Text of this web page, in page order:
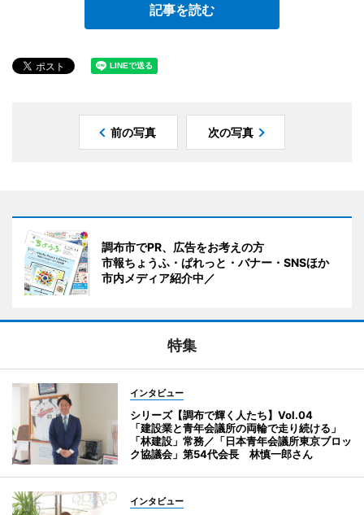
記事を読む
前の写真 次の写真
調布市でPR、広告をお考えの方
市報ちょうふ・ぱれっと・バナー・SNSほか
市内メディア紹介中／
特集
インタビュー
シリーズ【調布で輝く人たち】Vol.04
「建設業と青年会議所の両輪で走り続ける」
「林建設」常務／「日本青年会議所東京ブロッ
ク協議会」第54代会長 林慎一郎さん
インタビュー